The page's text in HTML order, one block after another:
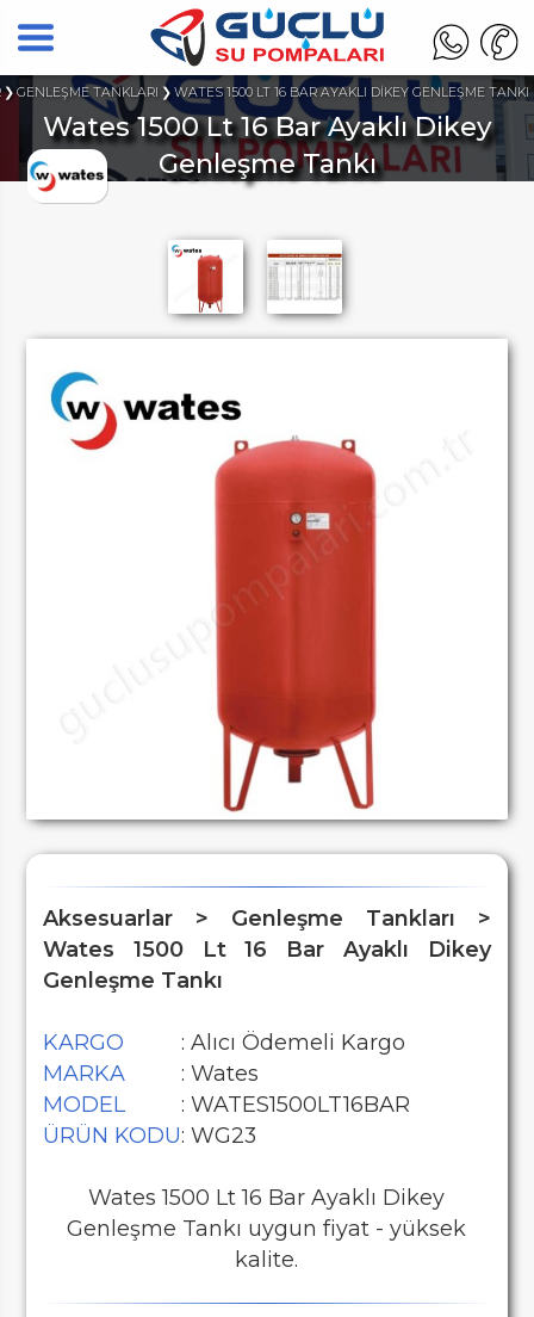
GENLEŞME TANKLARI WATES 1500 LT 16 BAR AYAKLI DİKEY GENLEŞME TANKI
Wates 1500 Lt 16 Bar Ayaklı Dikey
Genleşme Tankı
Aksesuarlar > Genleşme Tankları >
Wates 1500 Lt 16 Bar Ayaklı Dikey
Genleşme Tankı
KARGO
: Alıcı Ödemeli Kargo
MARKA
: Wates
MODEL
: WATES1500LT16BAR
ÜRÜN KODU: WG23
Wates 1500 Lt 16 Bar Ayaklı Dikey
Genleşme Tankı uygun fiyat - yüksek
kalite.